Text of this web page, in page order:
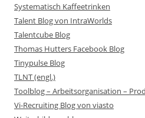
Systematisch Kaffeetrinken
Talent Blog von IntraWorlds
Talentcube Blog
Thomas Hutters Facebook Blog
Tinypulse Blog
TLNT (engl.)
Toolblog – Arbeitsorganisation –
Vi-Recruiting Blog von viasto